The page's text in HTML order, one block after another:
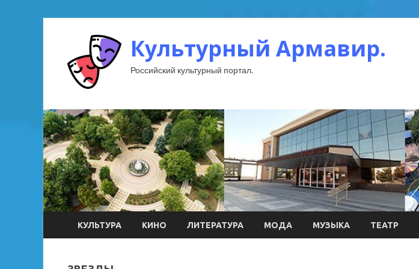
Культурный Армавир.
Российский культурный портал.
КУЛЬТУРА КИНО ЛИТЕРАТУРА МОДА МУЗЫКА ТЕАТР